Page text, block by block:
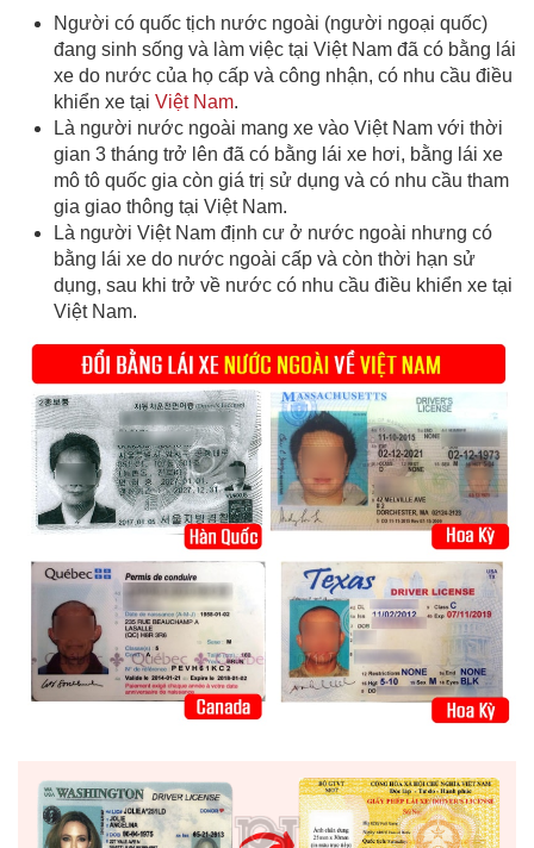
Người có quốc tịch nước ngoài (người ngoại quốc)
đang sinh sống và làm việc tại Việt Nam đã có bằng lái
xe do nước của họ cấp và công nhận, có nhu cầu điều
khiển xe tại Việt Nam.
Là người nước ngoài mang xe vào Việt Nam với thời
gian 3 tháng trở lên đã có bằng lái xe hơi, bằng lái xe
mô tô quốc gia còn giá trị sử dụng và có nhu cầu tham
gia giao thông tại Việt Nam.
Là người Việt Nam định cư ở nước ngoài nhưng có
bằng lái xe do nước ngoài cấp và còn thời hạn sử
dụng, sau khi trở về nước có nhu cầu điều khiển xe tại
Việt Nam.